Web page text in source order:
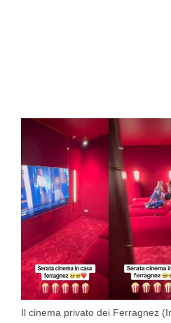
Il cinema privato dei Ferragnez